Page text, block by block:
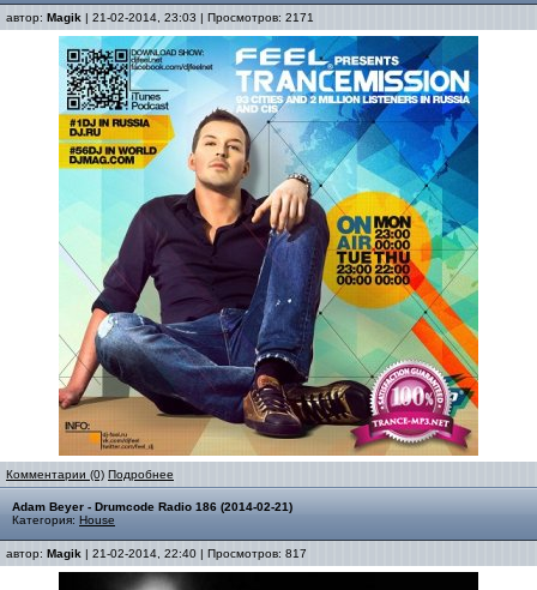
автор: Magik | 21-02-2014, 23:03 | Просмотров: 2171
Комментарии (0) Подробнее
Adam Beyer - Drumcode Radio 186 (2014-02-21)
Категория: House
автор: Magik | 21-02-2014, 22:40 | Просмотров: 817